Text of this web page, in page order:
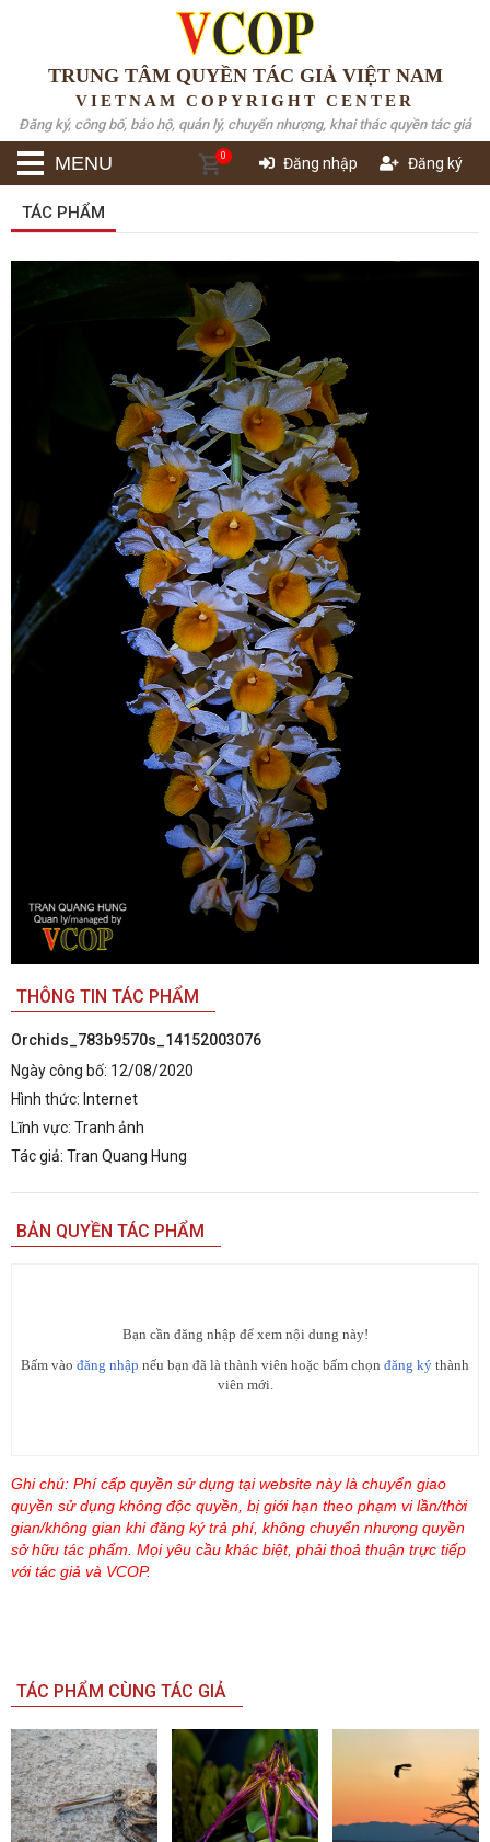
TRUNG TÂM QUYỀN TÁC GIẢ VIỆT NAM
VIETNAM COPYRIGHT CENTER
Đăng ký, công bố, bảo hộ, quản lý, chuyển nhượng, khai thác quyền tác giả
0 Đăng nhập Đăng ký
MENU
TÁC PHẨM
THÔNG TIN TÁC PHẨM
Orchids_783b9570s_14152003076
Ngày công bố: 12/08/2020
Hình thức: Internet
Lĩnh vực: Tranh ảnh
Tác giả: Tran Quang Hung
BẢN QUYỀN TÁC PHẨM
Bạn cần đăng nhập để xem nội dung này!
Bấm vào đăng nhập nếu bạn đã là thành viên hoặc bấm chọn đăng ký thành
viên mới.
Ghi chú: Phí cấp quyền sử dụng tại website này là chuyển giao
quyền sử dụng không độc quyền, bị giới hạn theo phạm vi lần/thời
gian/không gian khi đăng ký trả phí, không chuyển nhượng quyền
sở hữu tác phẩm. Mọi yêu cầu khác biệt, phải thoả thuận trực tiếp
với tác giả và VCOP.
TÁC PHẨM CÙNG TÁC GIẢ